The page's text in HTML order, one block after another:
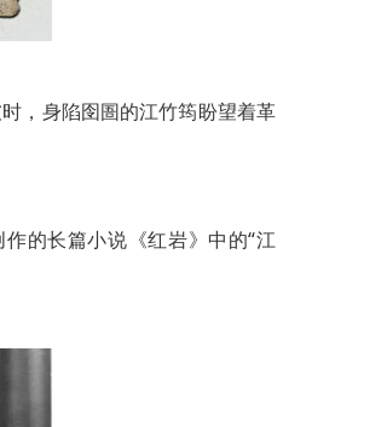
，身陷囹圄的江竹筠盼望着革
的长篇小说《红岩》中的“江